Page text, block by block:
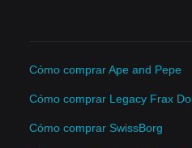
Cómo comprar Ape and Pepe
Cómo comprar Legacy Frax
Cómo comprar SwissBorg